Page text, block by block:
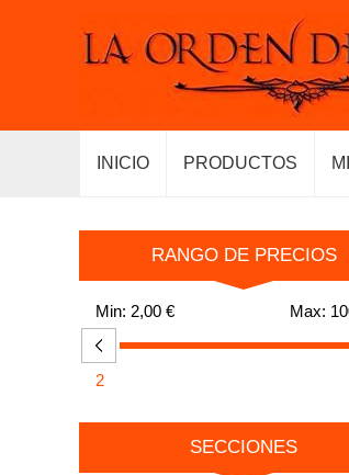
INICIO PRODUCTOS
RANGO DE PRECIOS
Min: 2,00 € Max:
2
SECCIONES